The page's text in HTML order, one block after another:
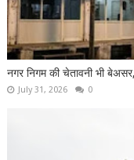
नगर निगम की चेतावनी भी
July 31, 2026 0